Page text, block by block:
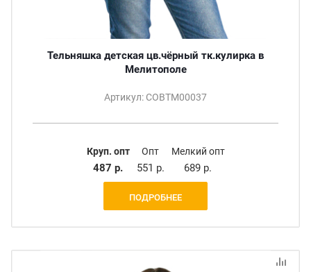
Тельняшка детская цв.чёрный тк.кулирка в
Мелитополе
Артикул: СОВТМ00037
Круп. опт
487 р.
Опт
551 р.
Мелкий опт
689 р.
ПОДРОБНЕЕ